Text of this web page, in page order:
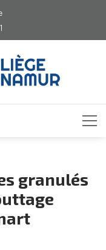
granulés